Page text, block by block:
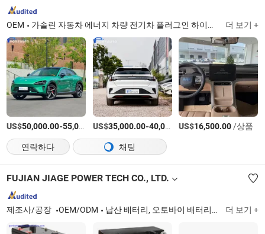
OEM 가솔린 자동차 에너지 차량 전기차 플러그인 하이브리드 더 보기 +
US$50,000.00-55,000.00 /상품
US$35,000.00-40,000.00 /상품
US$16,500.00/상품
연락하다
채팅
FUJIAN JIAGE POWER TECH CO., LTD.
제조사/공장 OEM/ODM 납산 배터리, 오토바이 배터리, AGM 배터리, UPS 배터리, 태양광 배터리, 젤 배터리, VRLA 배터리, Opzv 배터리, 저장 배터리, SLA 배터리 더 보기 +